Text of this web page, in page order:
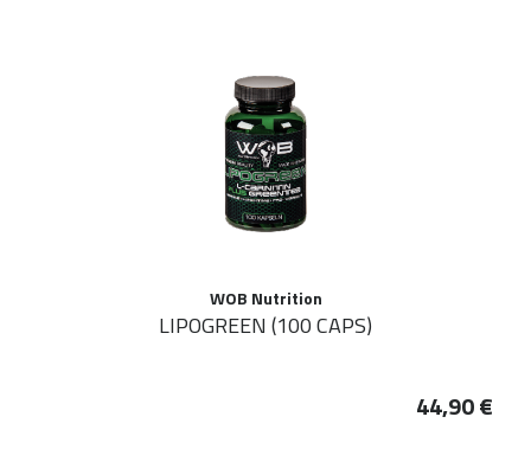
WOB Nutrition
LIPOGREEN (100 CAPS)
44,90 €